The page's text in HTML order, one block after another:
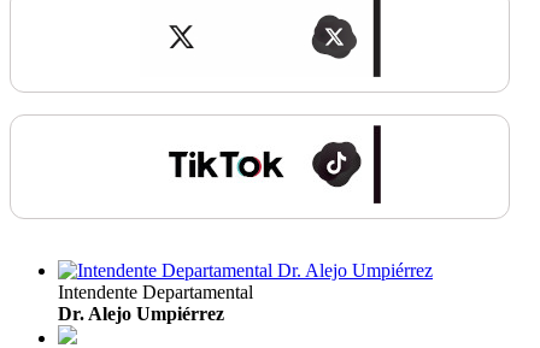
Intendente Departamental
Dr. Alejo Umpiérrez